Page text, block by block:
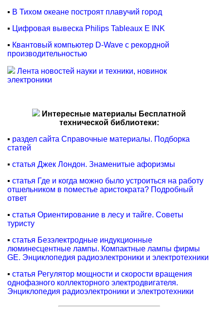
▪ В Тихом океане построят плавучий город
▪ Цифровая вывеска Philips Tableaux E INK
▪ Квантовый компьютер D-Wave с рекордной
производительностью
Лента новостей науки и техники, новинок
электроники
Интересные материалы Бесплатной
технической библиотеки:
▪ раздел сайта Справочные материалы. Подборка
статей
▪ статья Джек Лондон. Знаменитые афоризмы
▪ статья Где и когда можно было устроиться на работу
отшельником в поместье аристократа? Подробный
ответ
▪ статья Ориентирование в лесу и тайге. Советы
туристу
▪ статья Безэлектродные индукционные
люминесцентные лампы. Компактные лампы фирмы
GE. Энциклопедия радиоэлектроники и электротехники
▪ статья Регулятор мощности и скорости вращения
однофазного коллекторного электродвигателя.
Энциклопедия радиоэлектроники и электротехники